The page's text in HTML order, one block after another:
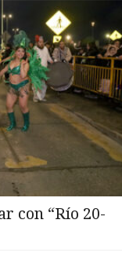
con “Río 20-